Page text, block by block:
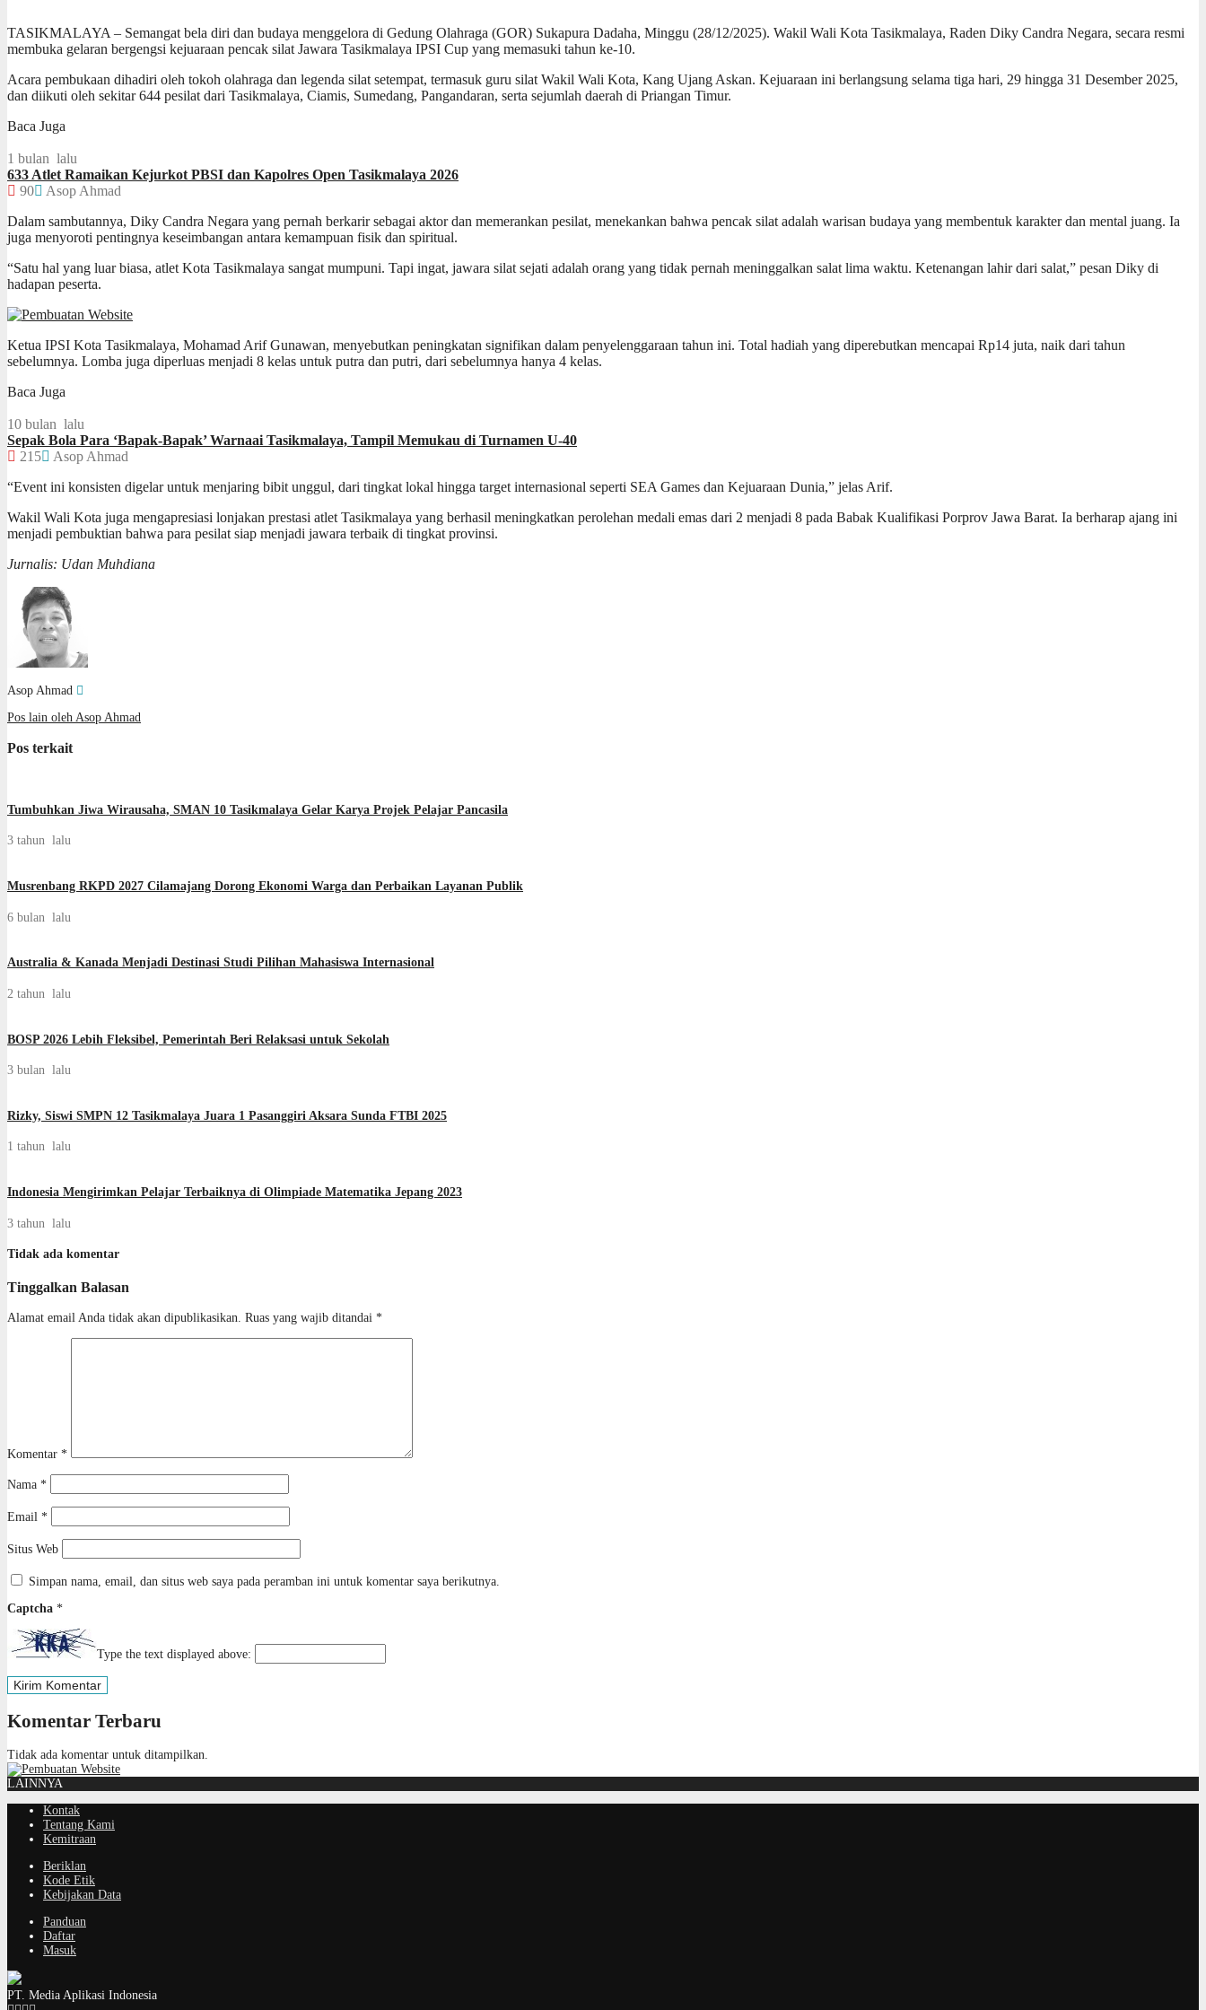
TASIKMALAYA – Semangat bela diri dan budaya menggelora di Gedung Olahraga (GOR) Sukapura Dadaha, Minggu (28/12/2025). Wakil Wali Kota Tasikmalaya, Raden Diky Candra Negara, secara resmi
membuka gelaran bergengsi kejuaraan pencak silat Jawara Tasikmalaya IPSI Cup yang memasuki tahun ke-10.
Acara pembukaan dihadiri oleh tokoh olahraga dan legenda silat setempat, termasuk guru silat Wakil Wali Kota, Kang Ujang Askan. Kejuaraan ini berlangsung selama tiga hari, 29 hingga 31 Desember 2025,
dan diikuti oleh sekitar 644 pesilat dari Tasikmalaya, Ciamis, Sumedang, Pangandaran, serta sejumlah daerah di Priangan Timur.
Baca Juga
1 bulan lalu
633 Atlet Ramaikan Kejurkot PBSI dan Kapolres Open Tasikmalaya 2026
90
Asop Ahmad
Dalam sambutannya, Diky Candra Negara yang pernah berkarir sebagai aktor dan memerankan pesilat, menekankan bahwa pencak silat adalah warisan budaya yang membentuk karakter dan mental juang. Ia
juga menyoroti pentingnya keseimbangan antara kemampuan fisik dan spiritual.
“Satu hal yang luar biasa, atlet Kota Tasikmalaya sangat mumpuni. Tapi ingat, jawara silat sejati adalah orang yang tidak pernah meninggalkan salat lima waktu. Ketenangan lahir dari salat,” pesan Diky di
hadapan peserta.
Ketua IPSI Kota Tasikmalaya, Mohamad Arif Gunawan, menyebutkan peningkatan signifikan dalam penyelenggaraan tahun ini. Total hadiah yang diperebutkan mencapai Rp14 juta, naik dari tahun
sebelumnya. Lomba juga diperluas menjadi 8 kelas untuk putra dan putri, dari sebelumnya hanya 4 kelas.
Baca Juga
10 bulan lalu
Sepak Bola Para ‘Bapak-Bapak’ Warnaai Tasikmalaya, Tampil Memukau di Turnamen U-40
215
Asop Ahmad
“Event ini konsisten digelar untuk menjaring bibit unggul, dari tingkat lokal hingga target internasional seperti SEA Games dan Kejuaraan Dunia,” jelas Arif.
Wakil Wali Kota juga mengapresiasi lonjakan prestasi atlet Tasikmalaya yang berhasil meningkatkan perolehan medali emas dari 2 menjadi 8 pada Babak Kualifikasi Porprov Jawa Barat. Ia berharap ajang ini
menjadi pembuktian bahwa para pesilat siap menjadi jawara terbaik di tingkat provinsi.
Jurnalis: Udan Muhdiana
Asop Ahmad
Pos lain oleh Asop Ahmad
Pos terkait
Tumbuhkan Jiwa Wirausaha, SMAN 10 Tasikmalaya Gelar Karya Projek Pelajar Pancasila
3 tahun lalu
Musrenbang RKPD 2027 Cilamajang Dorong Ekonomi Warga dan Perbaikan Layanan Publik
6 bulan lalu
Australia & Kanada Menjadi Destinasi Studi Pilihan Mahasiswa Internasional
2 tahun lalu
BOSP 2026 Lebih Fleksibel, Pemerintah Beri Relaksasi untuk Sekolah
3 bulan lalu
Rizky, Siswi SMPN 12 Tasikmalaya Juara 1 Pasanggiri Aksara Sunda FTBI 2025
1 tahun lalu
Indonesia Mengirimkan Pelajar Terbaiknya di Olimpiade Matematika Jepang 2023
3 tahun lalu
Tidak ada komentar
Tinggalkan Balasan
Alamat email Anda tidak akan dipublikasikan. Ruas yang wajib ditandai *
Komentar *
Nama *
Email *
Situs Web
Simpan nama, email, dan situs web saya pada peramban ini untuk komentar saya berikutnya.
Captcha *
Type the text displayed above:
Komentar Terbaru
Tidak ada komentar untuk ditampilkan.
LAINNYA
Kontak
Tentang Kami
Kemitraan
Beriklan
Kode Etik
Kebijakan Data
Panduan
Daftar
Masuk
PT. Media Aplikasi Indonesia